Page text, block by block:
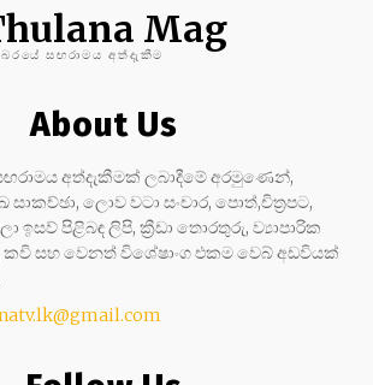
Mag
සඟරාමය අත්දැකීම
About Us
අත්දැකීමක් ලබාදීමේ අරමුණෙන්,
ලොව වටා සංචාර, පොත්,චිත්‍රපට,
ඉසව් පිළිබඳ ලිපි, ක්‍රීඩා තොරතුරු, ව්‍යාපාරික
සහ වෙනත් විශේෂාංග එකම වෙබ් අඩවියක්